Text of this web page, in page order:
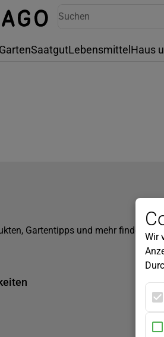
SaatgutLebensmittel Haus
Gartentipps und mehr findest du
Wir